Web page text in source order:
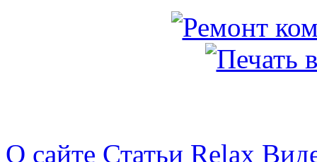
О сайте Статьи Relax